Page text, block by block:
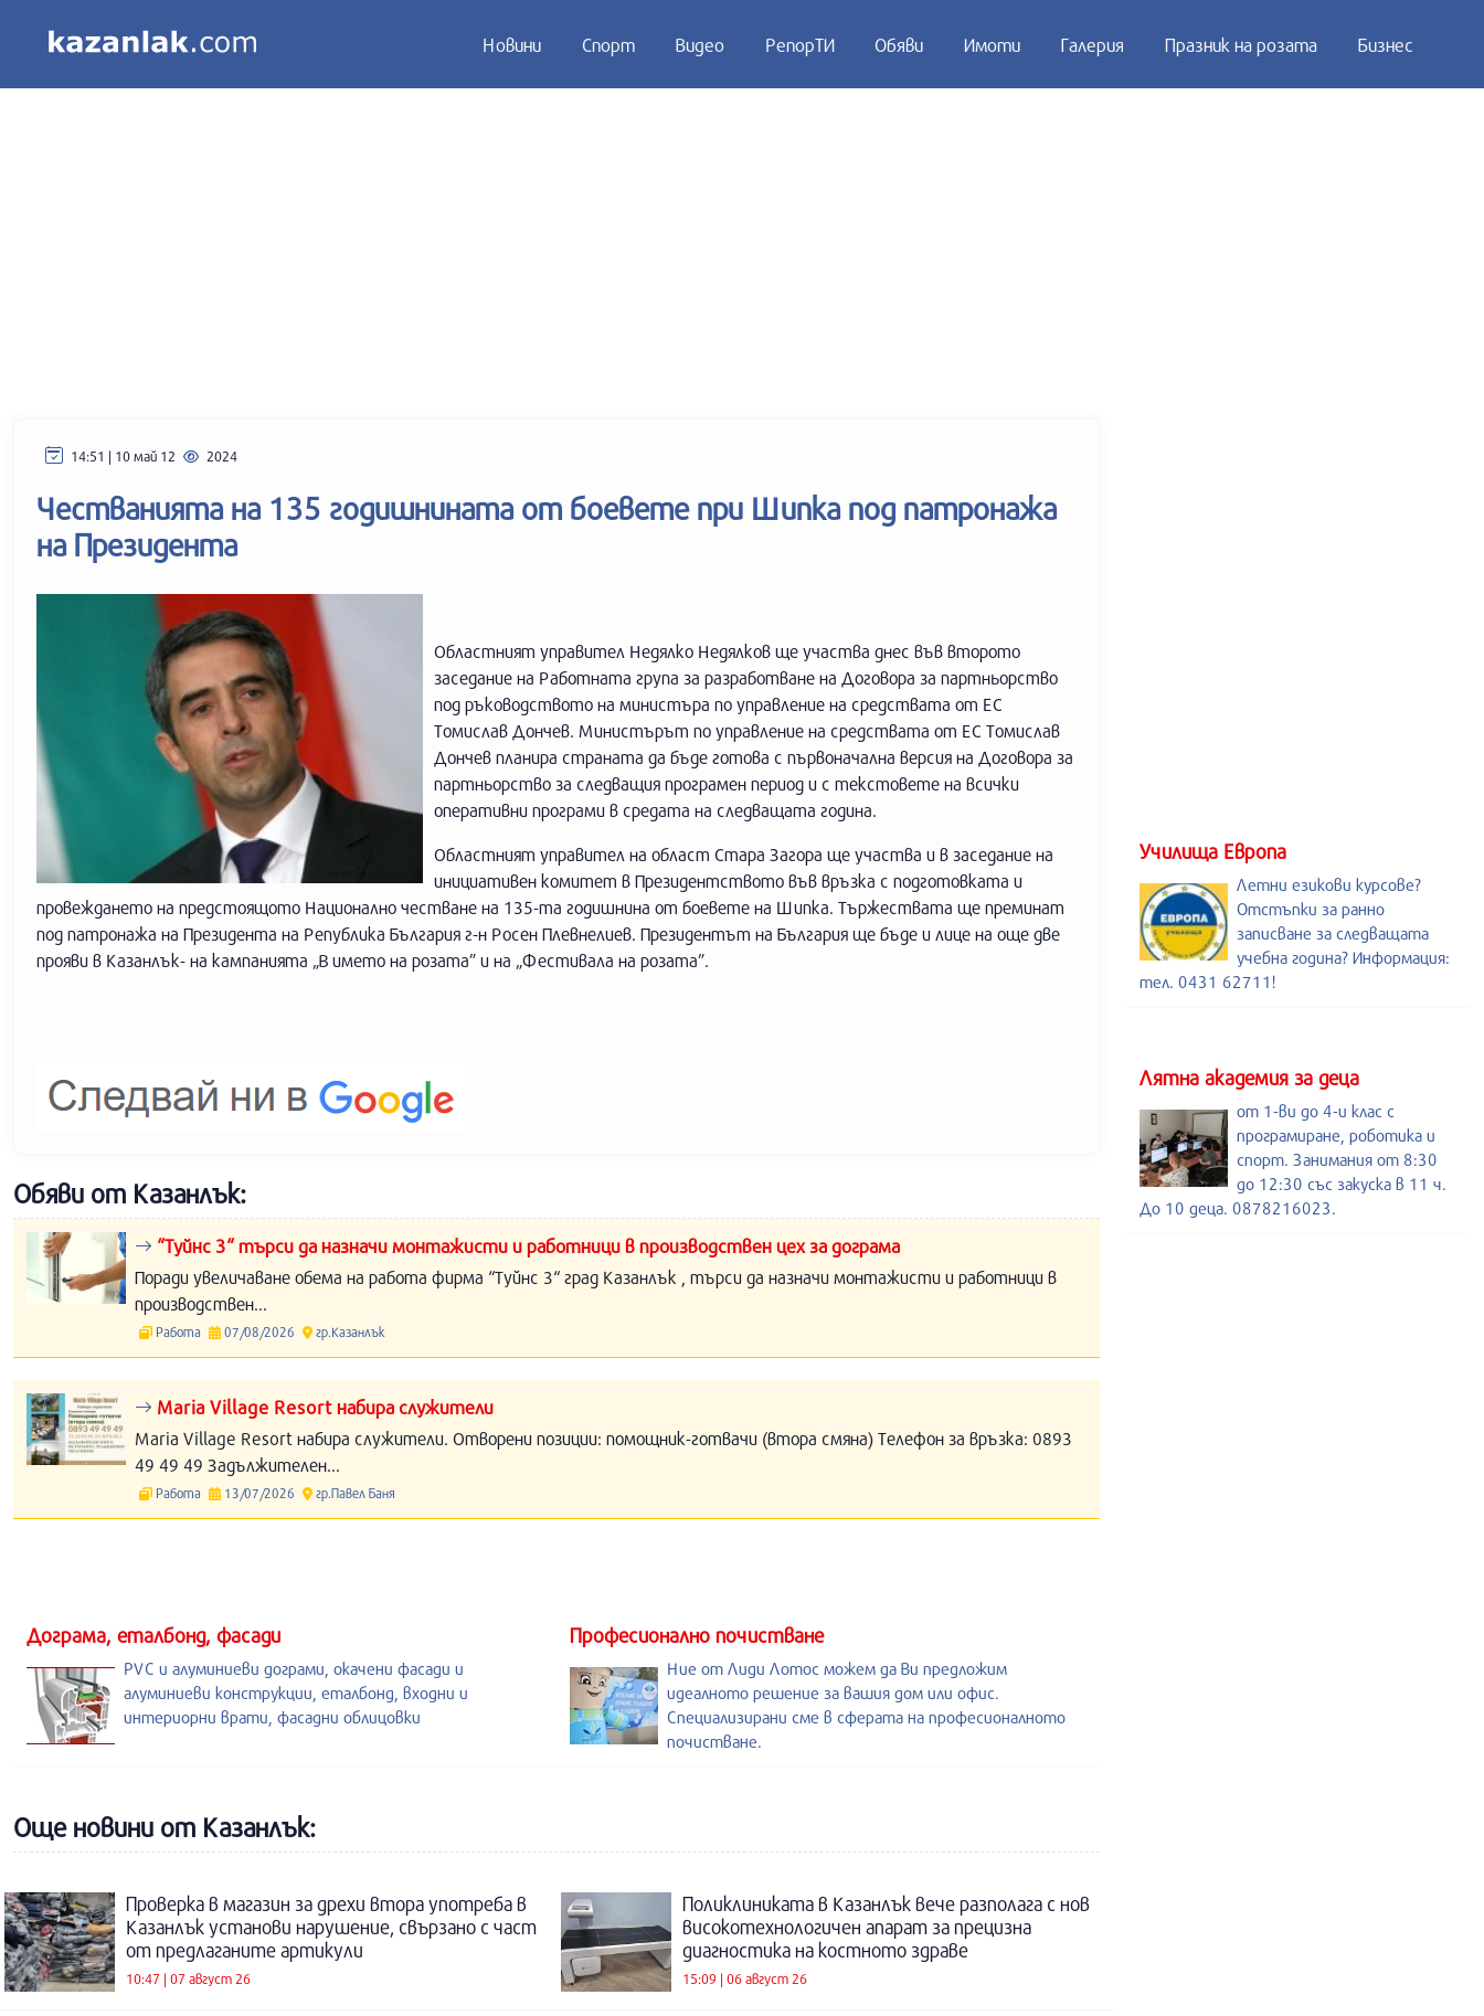
Новини Спорт Видео РепорТИ Обяви Имоти Галерия Празник на розата Бизнес
14:51 | 10 май 12 2024
Честванията на 135 годишнината от боевете при Шипка под патронажа
на Президента
Областният управител Недялко Недялков ще участва днес във второто
заседание на Работната група за разработване на Договора за партньорство
под ръководството на министъра по управление на средствата от ЕС
Томислав Дончев. Министърът по управление на средствата от ЕС Томислав
Дончев планира страната да бъде готова с първоначална версия на Договора за
партньорство за следващия програмен период и с текстовете на всички
оперативни програми в средата на следващата година.
Областният управител на област Стара Загора ще участва и в заседание на
инициативен комитет в Президентството във връзка с подготовката и
провеждането на предстоящото Национално честване на 135-та годишнина от боевете на Шипка. Тържествата ще преминат
под патронажа на Президента на Република България г-н Росен Плевнелиев. Президентът на България ще бъде и лице на още две
прояви в Казанлък- на кампанията „В името на розата” и на „Фестивала на розата”.
Обяви от Казанлък:
“Туйнс 3“ търси да назначи монтажисти и работници в производствен цех за дограма
Поради увеличаване обема на работа фирма “Туйнс 3“ град Казанлък , търси да назначи монтажисти и работници в
производствен...
Работа 07/08/2026 гр.Казанлък
Maria Village Resort набира служители
Maria Village Resort набира служители. Отворени позиции: помощник-готвачи (втора смяна) Телефон за връзка: 0893
49 49 49 Задължителен...
Работа 13/07/2026 гр.Павел Баня
Училища Европа
Летни езикови курсове?
Отстъпки за ранно
записване за следващата
учебна година? Информация:
тел. 0431 62711!
Лятна академия за деца
от 1-ви до 4-и клас с
програмиране, роботика и
спорт. Занимания от 8:30
до 12:30 със закуска в 11 ч.
До 10 деца. 0878216023.
Дограма, еталбонд, фасади
PVC и алуминиеви дограми, окачени фасади и
алуминиеви конструкции, еталбонд, входни и
интериорни врати, фасадни облицовки
Професионално почистване
Ние от Лиди Лотос можем да Ви предложим
идеалното решение за вашия дом или офис.
Специализирани сме в сферата на професионалното
почистване.
Още новини от Казанлък:
Проверка в магазин за дрехи втора употреба в
Казанлък установи нарушение, свързано с част
от предлаганите артикули
10:47 | 07 август 26
Поликлиниката в Казанлък вече разполага с нов
високотехнологичен апарат за прецизна
диагностика на костното здраве
15:09 | 06 август 26